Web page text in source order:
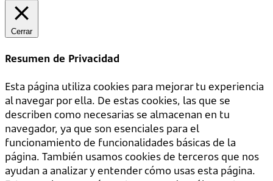
Cerrar
Resumen de Privacidad
Esta página utiliza cookies para mejorar tu experiencia
al navegar por ella. De estas cookies, las que se
describen como necesarias se almacenan en tu
navegador, ya que son esenciales para el
funcionamiento de funcionalidades básicas de la
página. También usamos cookies de terceros que nos
ayudan a analizar y entender cómo usas esta página.